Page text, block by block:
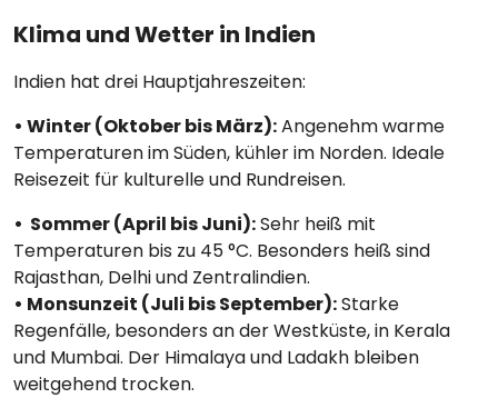
Klima und Wetter in Indien
Indien hat drei Hauptjahreszeiten:
• Winter (Oktober bis März):Angenehm warme
Temperaturen im Süden, kühler im Norden. Ideale
Reisezeit für kulturelle und Rundreisen.
• Sommer (April bis Juni):Sehr heiß mit
Temperaturen bis zu 45 °C. Besonders heiß sind
Rajasthan, Delhi und Zentralindien.
• Monsunzeit (Juli bis September):Starke
Regenfälle, besonders an der Westküste, in Kerala
und Mumbai. Der Himalaya und Ladakh bleiben
weitgehend trocken.